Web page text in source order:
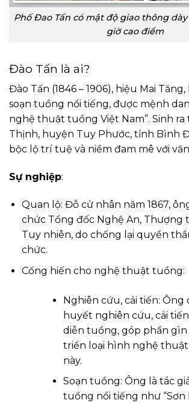
Phố Đao Tấn có mật độ giao thông
giờ cao điểm
Đào Tấn là ai?
Đào Tấn (1846 – 1906), hiệu Mai
soạn tuồng nổi tiếng, được mệnh
nghệ thuật tuồng Việt Nam”. Sinh ra
Thịnh, huyện Tuy Phước, tỉnh Bình
bộc lộ trí tuệ và niềm đam mê với
Sự nghiệp:
Quan lộ: Đỗ cử nhân năm 1867,
chức Tổng đốc Nghệ An, Thượng
Tuy nhiên, do chống lại quyền
chức.
Cống hiến cho nghệ thuật tuồng:
Nghiên cứu, cải tiến: Ông
huyết nghiên cứu, cải
diễn tuồng, góp phần gìn
triển loại hình nghệ
này.
Soạn tuồng: Ông là tác
tuồng nổi tiếng như “Sơn